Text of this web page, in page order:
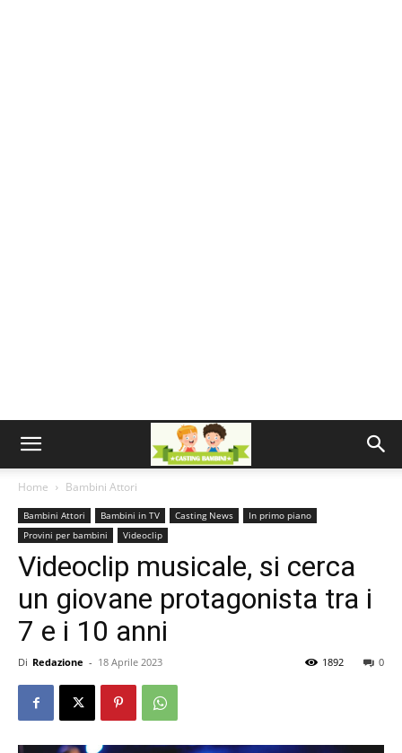
Home Bambini Attori
Bambini Attori Bambini in TV Casting News
In primo piano
Provini per bambini
Videoclip
Videoclip musicale, si cerca
un giovane protagonista tra i
7 e i 10 anni
Di Redazione - 18 Aprile 2023 0
1892